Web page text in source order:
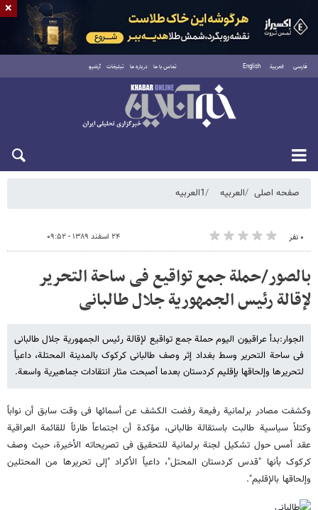
فارسی العربية English تماس با ما درباره ما تبلیغات آرشیو
شنبه ۱۷ مرداد ۱۴۰۵
صفحه اصلی العربیه 1العربیه
۰ نفر ۲۴ اسفند ۱۳۸۹ - ۰۹:۵۲
بالصور/حملة جمع تواقیع فی ساحة التحریر
لإقالة رئیس الجمهوریة جلال طالبانی
الجوار:بدأ عراقیون الیوم حملة جمع تواقیع لإقالة رئیس الجمهوریة جلال طالبانی
فی ساحة التحریر وسط بغداد إثر وصف طالبانی کرکوک بالمدینة المحتلة، داعیاً
لتحریرها وإلحاقها بإقلیم کردستان بعدما أصبحت مثار انتقادات جماهیریة واسعة.
وکشفت مصادر برلمانیة رفیعة رفضت الکشف عن أسمائها فی وقت سابق أن نواباً
وکتلاً سیاسیة طالبت باستقالة طالبانی، مؤکدة أن اجتماعاً طارئاً للقائمة العراقیة
عقد أمس حول تشکیل لجنة برلمانیة للتحقیق فی تصریحاته الأخیرة، حیث وصف
کرکوک بأنها "قدس کردستان المحتل"، داعیاً الأکراد "إلى تحریرها من المحتلین
وإلحاقها بالإقلیم".
×